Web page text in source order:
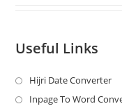
Useful Links
Hijri Date Converter
in
Inpage To Word